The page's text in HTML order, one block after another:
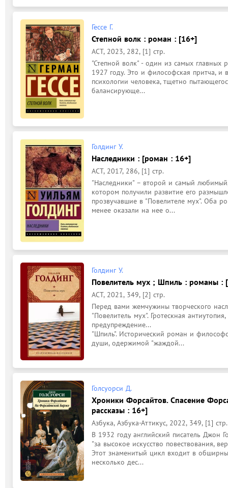
Гессе Г.
Степной волк : роман : [16+]
АСТ, 2023, 282, [1] стр.
"Степной волк" - один из самых главных
1927 году. Это и философская притча, и
психологии человека, тщетно
балансирующе...
Голдинг У.
Наследники : [роман : 16+]
АСТ, 2017, 286, [1] стр.
"Наследники" – второй и самый
котором получили развитие его
прозвучавшие в "Повелителе мух". Оба
менее оказали на нее о...
Голдинг У.
Повелитель мух ; Шпиль : романы :
АСТ, 2021, 349, [2] стр.
Перед вами жемчужины творческого
"Повелитель мух". Гротескная
предупреждение...
"Шпиль". Исторический роман и
души, одержимой "жаждой...
Голсуорси Д.
Хроники Форсайтов. Спасение
рассказы : 16+]
Азбука, Азбука-Аттикус, 2022, 349, [1] стр.
В 1932 году английский писатель Джон
"за высокое искусство повествования,
Этот знаменитый цикл входит в
несколько дес...